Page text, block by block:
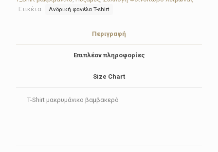
μανίκια
15581-
Ετικέτα:
Ανδρική φανέλα T-shirt
Περιγραφή
Επιπλέον πληροφορίες
Size Chart
T-Shirt μακρυμάνικο βαμβακερό